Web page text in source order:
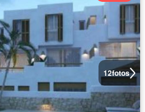
12fotos